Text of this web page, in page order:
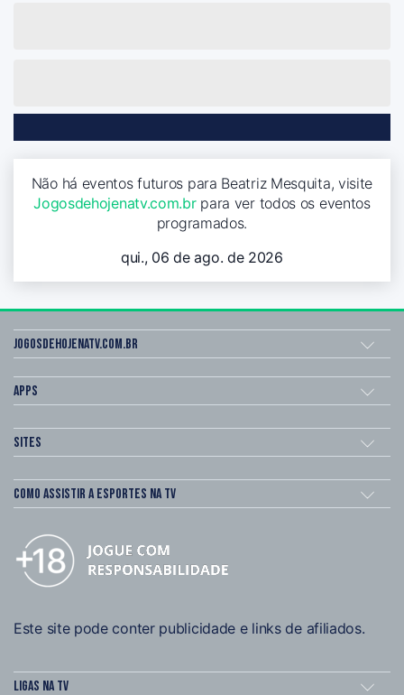
Não há eventos futuros para Beatriz Mesquita, visite
Jogosdehojenatv.com.brpara ver todos os eventos
programados.
qui., 06 de ago. de 2026
Jogosdehojenatv.com.br
Apps
Sites
Como assistir a esportes na TV
Este site pode conter publicidade e links de afiliados.
Ligas na TV